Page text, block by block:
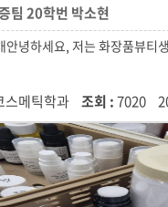
팀 20학번 박소현
스메틱학과 조회 :7020